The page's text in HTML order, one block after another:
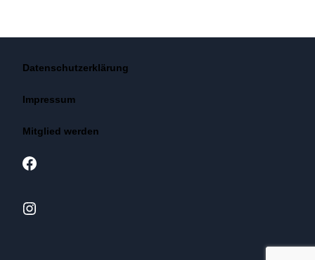
Datenschutzerklärung
Impressum
Mitglied werden
Facebook
Instagram